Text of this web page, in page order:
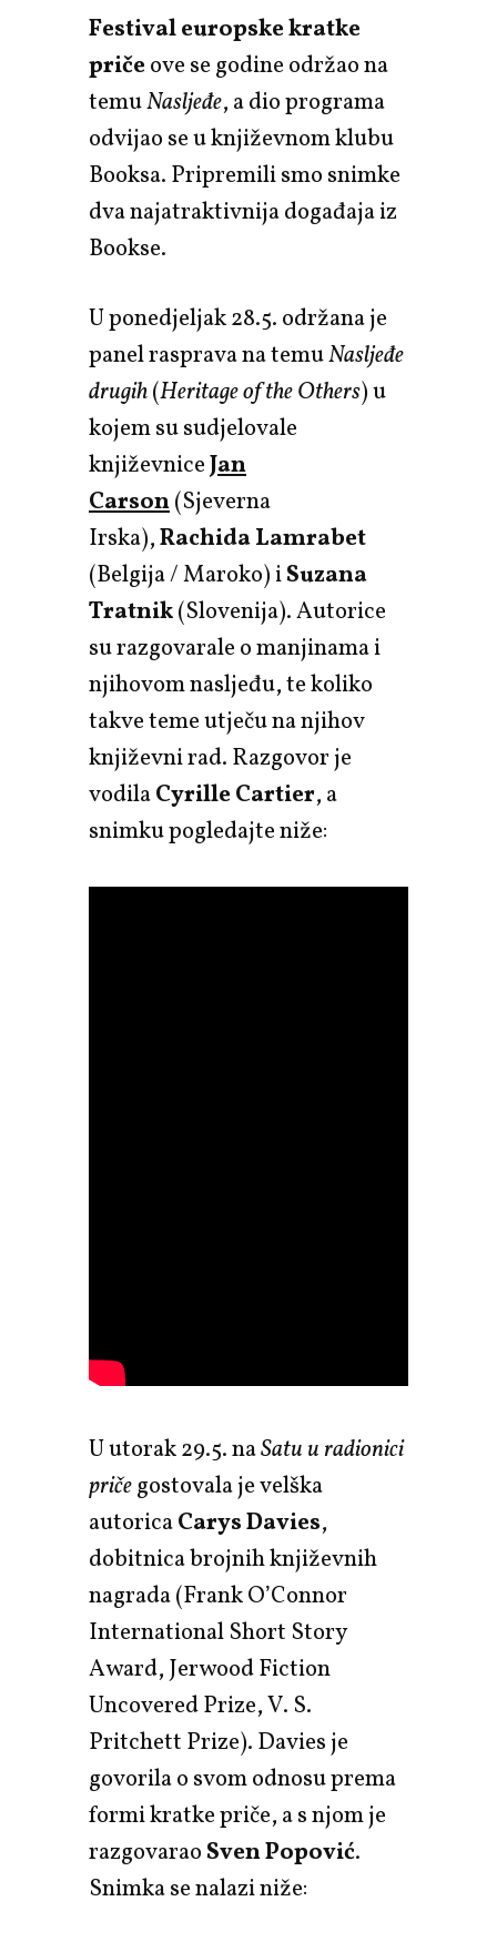
Festival europske kratke
priče ove se godine održao na
temuNasljeđe, a dio programa
odvijao se u književnom klubu
Booksa. Pripremili smo snimke
dva najatraktivnija događaja iz
Bookse.
U ponedjeljak 28.5. održana je
panel rasprava na temuNasljeđe
drugih(Heritage of the Others) u
kojem su sudjelovale
književniceJan
Carson(Sjeverna
Irska),Rachida Lamrabet
(Belgija / Maroko) iSuzana
Tratnik(Slovenija). Autorice
su razgovarale o manjinama i
njihovom nasljeđu, te koliko
takve teme utječu na njihov
književni rad. Razgovor je
vodilaCyrille Cartier, a
snimku pogledajte niže:
U utorak 29.5. naSatu u radionici
pričegostovala je velška
autoricaCarys Davies,
dobitnica brojnih književnih
nagrada (Frank O’Connor
International Short Story
Award, Jerwood Fiction
Uncovered Prize, V. S.
Pritchett Prize). Davies je
govorila o svom odnosu prema
formi kratke priče, a s njom je
razgovaraoSven Popović.
Snimka se nalazi niže: